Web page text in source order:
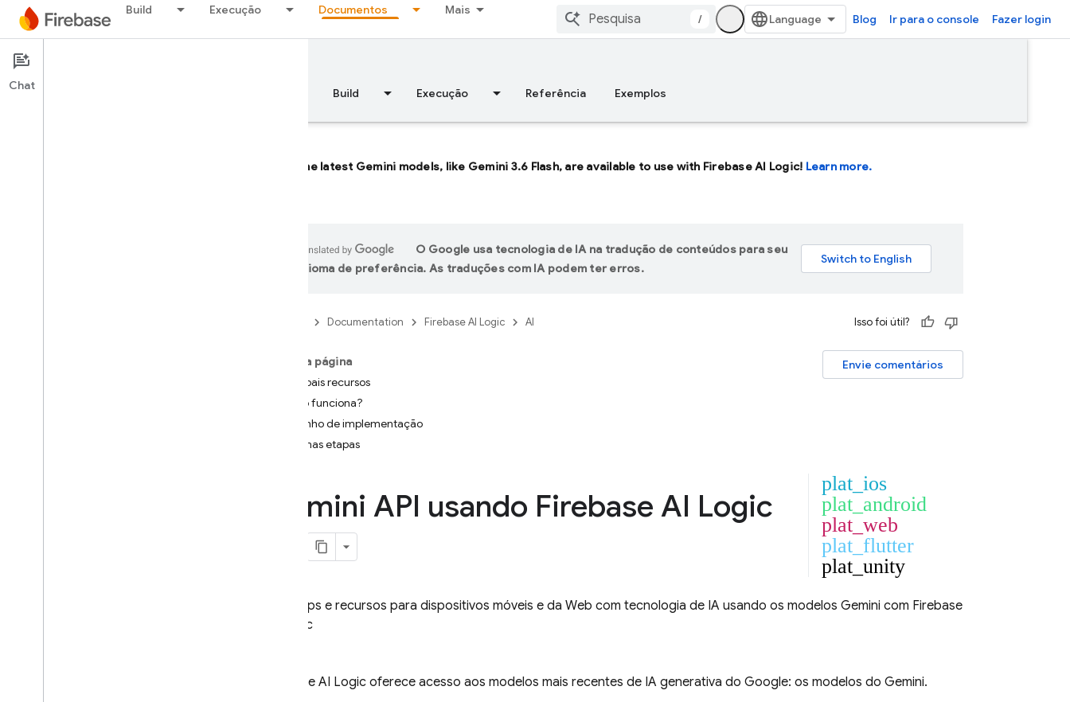
Build Execução Documentos Mais
/ Blog Ir para o console Fazer login
Documentation
Visão geral Build Execução Referência Exemplos
The latest Gemini models, like Gemini 3.6 Flash, are available to use with Firebase AI Logic! Learn more.
O Google usa tecnologia de IA na tradução de conteúdos para seu
idioma de preferência. As traduções com IA podem ter erros.
Documentation Firebase AI Logic AI Isso foi útil?
Envie comentários
Nesta página
Principais recursos
Como funciona?
Caminho de implementação
Próximas etapas
Gemini API usando Firebase AI Logic
plat_ios
plat_android
plat_web
plat_flutter
plat_unity
Crie apps e recursos para dispositivos móveis e da Web com tecnologia de IA usando os modelos Gemini com Firebase
AI Logic
Firebase AI Logic oferece acesso aos modelos mais recentes de IA generativa do Google: os modelos do Gemini.
Chat